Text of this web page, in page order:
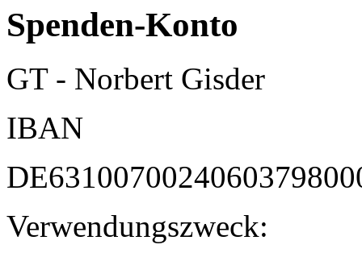
Spenden-Konto
GT - Norbert Gisder
IBAN
Verwendungszweck: